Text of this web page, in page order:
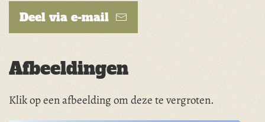
Deel via e-mail
Afbeeldingen
Klik op een afbeelding om deze te vergroten.